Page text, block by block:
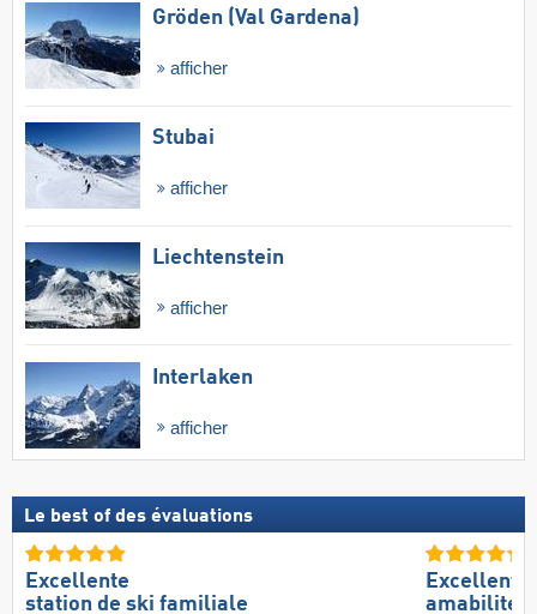
Gröden (Val Gardena)
afficher
Stubai
afficher
Liechtenstein
afficher
Interlaken
afficher
Le best of des évaluations
Excellente
station de ski familiale
Excellente
amabilité